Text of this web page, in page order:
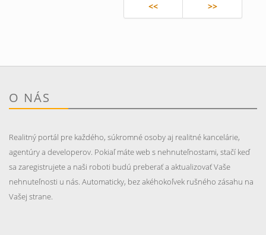
<< >>
O NÁS
Realitný portál pre každého, súkromné osoby aj realitné kancelárie,
agentúry a developerov. Pokiaľ máte web s nehnuteľnostami, stačí keď
sa zaregistrujete a naši roboti budú preberať a aktualizovať Vaše
nehnuteľnosti u nás. Automaticky, bez akéhokoľvek rušného zásahu na
Vašej strane.